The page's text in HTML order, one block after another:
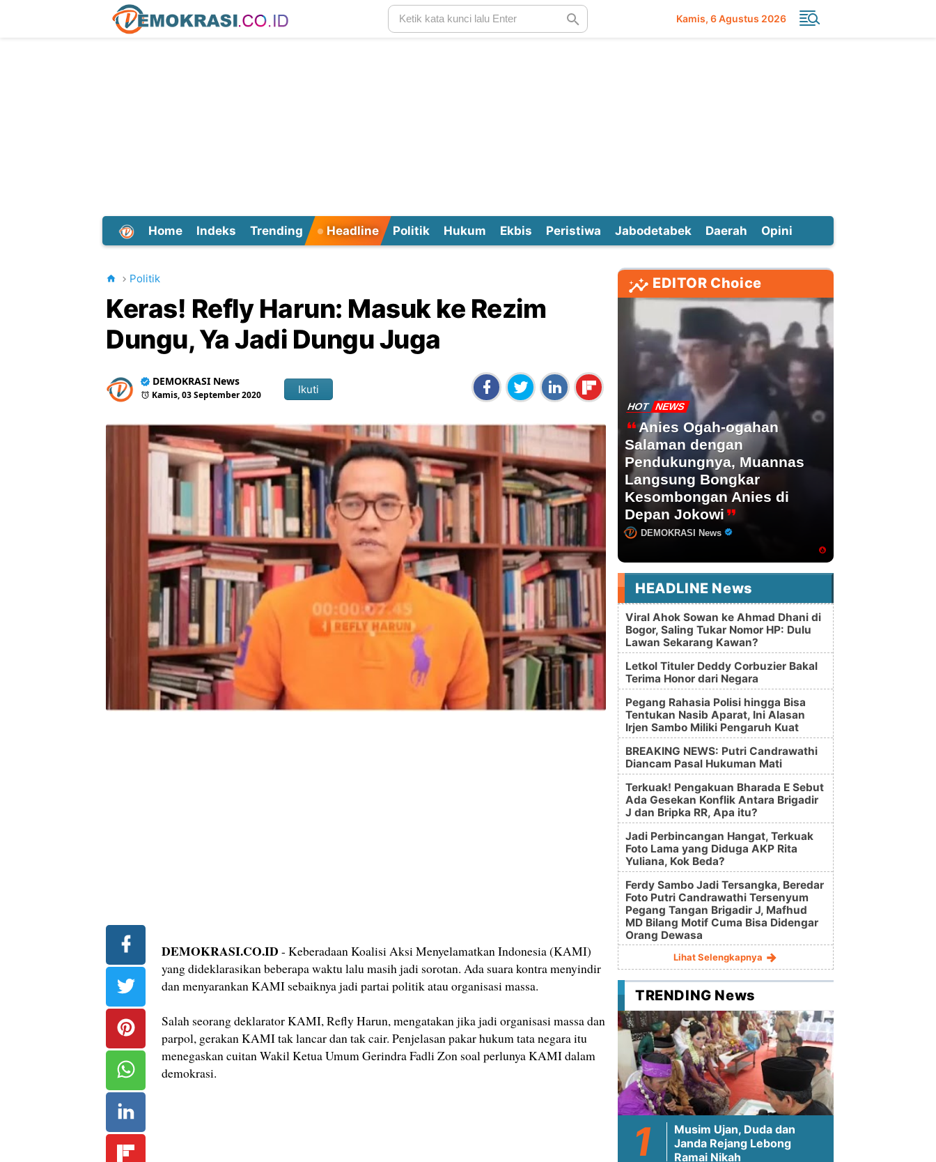
Kamis 6 Agustus 2026
Home Indeks Trending Headline Politik Hukum Ekbis Peristiwa Jabodetabek Daerah Opini
Politik
Keras! Refly Harun: Masuk ke Rezim
Dungu, Ya Jadi Dungu Juga
DEMOKRASI News
Kamis, 03 September 2020 Ikuti
DEMOKRASI.CO.ID - Keberadaan Koalisi Aksi Menyelamatkan Indonesia (KAMI)
yang dideklarasikan beberapa waktu lalu masih jadi sorotan. Ada suara kontra menyindir
dan menyarankan KAMI sebaiknya jadi partai politik atau organisasi massa.
Salah seorang deklarator KAMI, Refly Harun, mengatakan jika jadi organisasi massa dan
parpol, gerakan KAMI tak lancar dan tak cair. Penjelasan pakar hukum tata negara itu
menegaskan cuitan Wakil Ketua Umum Gerindra Fadli Zon soal perlunya KAMI dalam
demokrasi.
EDITOR Choice
HOT NEWS
Anies Ogah-ogahan
Salaman dengan
Pendukungnya, Muannas
Langsung Bongkar
Kesombongan Anies di
Depan Jokowi
DEMOKRASI News
HEADLINE News
Viral Ahok Sowan ke Ahmad Dhani di
Bogor, Saling Tukar Nomor HP: Dulu
Lawan Sekarang Kawan?
Letkol Tituler Deddy Corbuzier Bakal
Terima Honor dari Negara
Pegang Rahasia Polisi hingga Bisa
Tentukan Nasib Aparat, Ini Alasan
Irjen Sambo Miliki Pengaruh Kuat
BREAKING NEWS: Putri Candrawathi
Diancam Pasal Hukuman Mati
Terkuak! Pengakuan Bharada E Sebut
Ada Gesekan Konflik Antara Brigadir
J dan Bripka RR, Apa itu?
Jadi Perbincangan Hangat, Terkuak
Foto Lama yang Diduga AKP Rita
Yuliana, Kok Beda?
Ferdy Sambo Jadi Tersangka, Beredar
Foto Putri Candrawathi Tersenyum
Pegang Tangan Brigadir J, Mafhud
MD Bilang Motif Cuma Bisa Didengar
Orang Dewasa
Lihat Selengkapnya
TRENDING News
Musim Ujan, Duda dan
Janda Rejang Lebong
Ramai Nikah